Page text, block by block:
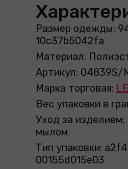
Размер одежды:
10c37b5042fa
Материал:
Артикул: 04839S/
Марка торговая:
Вес упаковки в
Уход за
мылом
Тип упаковки:
00155d015e03